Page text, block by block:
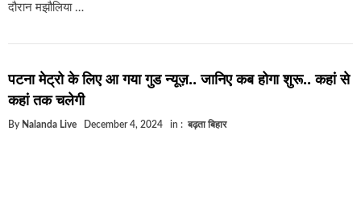
दौरान मझौलिया …
पटना मेट्रो के लिए आ गया गुड न्यूज़.. जानिए कब होगा शुरू.. कहां से
कहां तक चलेगी
By Nalanda Live December 4, 2024 in : बढ़ता बिहार